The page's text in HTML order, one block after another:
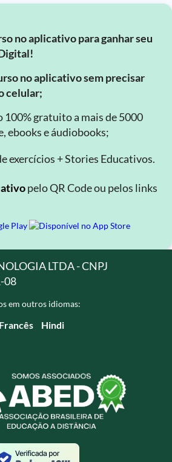
no aplicativo para ganhar seu
no aplicativo sem precisar
celular;
100% gratuito a mais de 5000
ebooks e áudiobooks;
exercícios + Stories Educativos.
pelo QR Code ou pelos links
LTDA - CNPJ
08
em outros idiomas:
Francês Hindi